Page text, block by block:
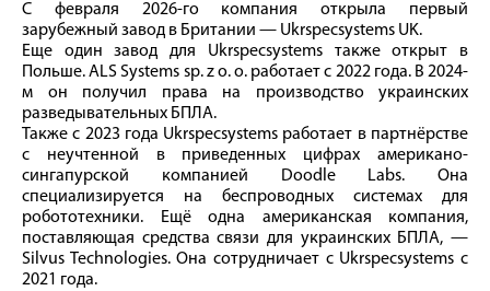
С февраля 2026-го компания открыла первый
зарубежный завод в Британии — Ukrspecsystems UK.
Еще один завод для Ukrspecsystems также открыт в
Польше. ALS Systems sp. z o. o. работает с 2022 года. В 2024-
м он получил права на производство украинских
разведывательных БПЛА.
Также с 2023 года Ukrspecsystems работает в партнёрстве
с неучтенной в приведенных цифрах американо-
сингапурской компанией Doodle Labs. Она
специализируется на беспроводных системах для
робототехники. Ещё одна американская компания,
поставляющая средства связи для украинских БПЛА, —
Silvus Technologies. Она сотрудничает с Ukrspecsystems с
2021 года.